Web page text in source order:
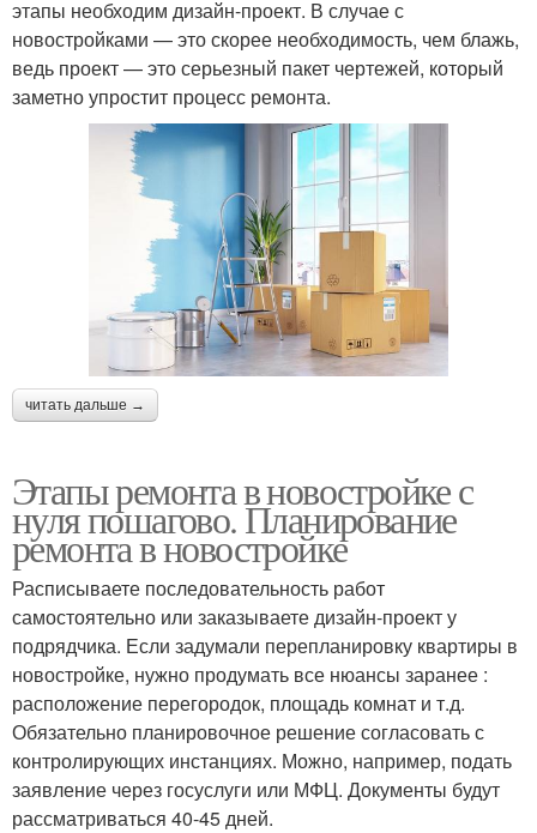
этапы необходим дизайн-проект. В случае с
новостройками — это скорее необходимость, чем блажь,
ведь проект — это серьезный пакет чертежей, который
заметно упростит процесс ремонта.
читать дальше →
Этапы ремонта в новостройке с
нуля пошагово. Планирование
ремонта в новостройке
Расписываете последовательность работ
самостоятельно или заказываете дизайн-проект у
подрядчика. Если задумали перепланировку квартиры в
новостройке, нужно продумать все нюансы заранее :
расположение перегородок, площадь комнат и т.д.
Обязательно планировочное решение согласовать с
контролирующих инстанциях. Можно, например, подать
заявление через госуслуги или МФЦ. Документы будут
рассматриваться 40-45 дней.